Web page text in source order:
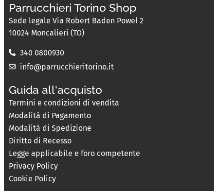
Parrucchieri Torino Shop
Sede legale Via Robert Baden Powel 2
10024 Moncalieri (TO)
340 0800930
info@parrucchieritorino.it
Guida all'acquisto
Termini e condizioni di vendita
Modalità di Pagamento
Modalità di Spedizione
Diritto di Recesso
Legge applicabile e foro competente
Privacy Policy
Cookie Policy